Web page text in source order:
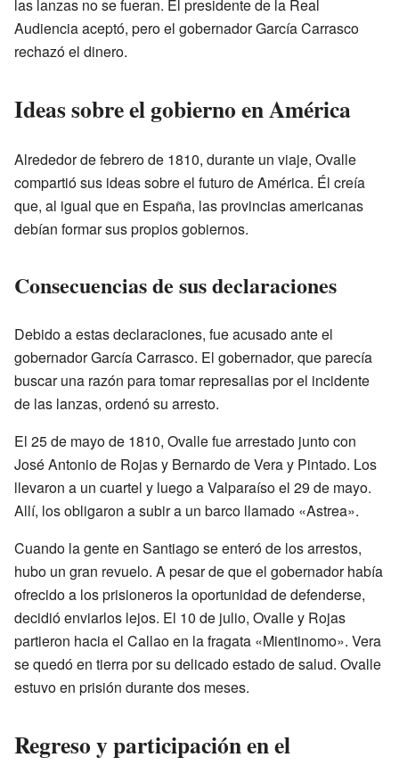
las lanzas no se fueran. El presidente de la Real
Audiencia aceptó, pero el gobernador García Carrasco
rechazó el dinero.
Ideas sobre el gobierno en América
Alrededor de febrero de 1810, durante un viaje, Ovalle
compartió sus ideas sobre el futuro de América. Él creía
que, al igual que en España, las provincias americanas
debían formar sus propios gobiernos.
Consecuencias de sus declaraciones
Debido a estas declaraciones, fue acusado ante el
gobernador García Carrasco. El gobernador, que parecía
buscar una razón para tomar represalias por el incidente
de las lanzas, ordenó su arresto.
El 25 de mayo de 1810, Ovalle fue arrestado junto con
José Antonio de Rojas y Bernardo de Vera y Pintado. Los
llevaron a un cuartel y luego a Valparaíso el 29 de mayo.
Allí, los obligaron a subir a un barco llamado «Astrea».
Cuando la gente en Santiago se enteró de los arrestos,
hubo un gran revuelo. A pesar de que el gobernador había
ofrecido a los prisioneros la oportunidad de defenderse,
decidió enviarlos lejos. El 10 de julio, Ovalle y Rojas
partieron hacia el Callao en la fragata «Mientinomo». Vera
se quedó en tierra por su delicado estado de salud. Ovalle
estuvo en prisión durante dos meses.
Regreso y participación en el